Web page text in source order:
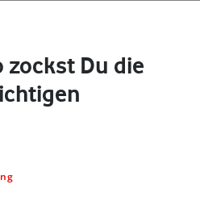
zockst Du die